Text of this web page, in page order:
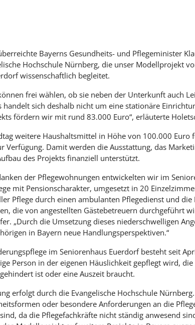
Bayerns Gesundheits- und Pflegeminister
Hochschule Nürnberg, die unser Modellprojekt
wissenschaftlich begleitet.
frei wählen, ob sie neben der Unterkunft auch
handelt sich deshalb nicht um eine stationäre
fördern wir mit rund 83.000 Euro“, erläuterte
weitere Haushaltsmittel in Höhe von 100.000 Euro
Verfügung. Damit werden die Ausstattung, das
des Projekts finanziell unterstützt.
der Pflegewohnungen entwickelten wir im
mit Pensionscharakter, umgesetzt in 20
Pflege durch einen ambulanten Pflegedienst und die
die von angestellten Gästebetreuern durchgeführt
„Durch die Umsetzung dieses niederschwelligen
in Bayern neue Handlungsperspektiven.“
im Seniorenhaus Euerdorf besteht seit
Person in der eigenen Häuslichkeit gepflegt wird, die
ist oder eine Auszeit braucht.
erfolgt durch die Evangelische Hochschule
oder besondere Anforderungen an die
da die Pflegefachkräfte nicht ständig anwesend